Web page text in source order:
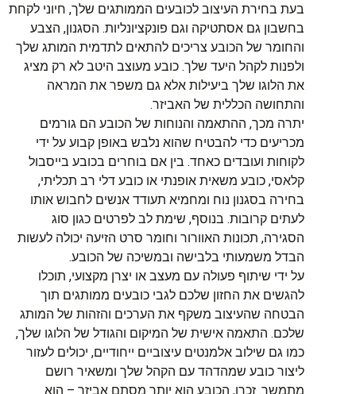
בעת בחירת העיצוב לכובעים הממותגים שלך, חיוני לקחת
בחשבון גם אסתטיקה וגם פונקציונליות. הסגנון, הצבע
והחומר של הכובע צריכים להתאים לתדמית המותג שלך
ולפנות לקהל היעד שלך. כובע מעוצב היטב לא רק מציג
את הלוגו שלך ביעילות אלא גם משפר את המראה
והתחושה הכללית של האביזר.
יתרה מכך, ההתאמה והנוחות של הכובע הם גורמים
מכריעים כדי להבטיח שהוא נלבש באופן קבוע על ידי
לקוחות ועובדים כאחד. בין אם בוחרים בכובע בייסבול
קלאסי, כובע משאית אופנתי או כובע דלי רב תכליתי,
בחירה בסגנון נוח ומחמיא תעודד אנשים לחבוש אותו
לעתים קרובות. בנוסף, שימת לב לפרטים כגון סוג
הסגירה, תכונות האוורור וחומר סרט הזיעה יכולה לעשות
הבדל משמעותי בלבישה ובמשיכה של הכובע.
על ידי שיתוף פעולה עם מעצב או יצרן מקצועי, תוכלו
להגשים את החזון שלכם לגבי כובעים ממותגים תוך
הבטחה שהעיצוב משקף את הערכים והזהות של המותג
שלכם. התאמה אישית של המיקום והגודל של הלוגו שלך,
כמו גם שילוב אלמנטים עיצוביים ייחודיים, יכולים לעזור
ליצור כובע שמהדהד עם הקהל שלך ומשאיר רושם
מתמשך. זכרו, הכובע הוא יותר מסתם אביזר – הוא